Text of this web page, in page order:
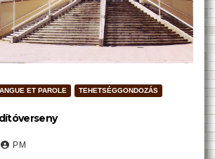
ET PAROLE TEHETSÉGGONDOZÁS
PM